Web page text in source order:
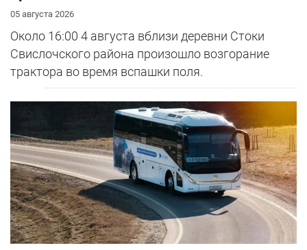
05 августа 2026
Около 16:00 4 августа вблизи деревни Стоки
Свислочского района произошло возгорание
трактора во время вспашки поля.